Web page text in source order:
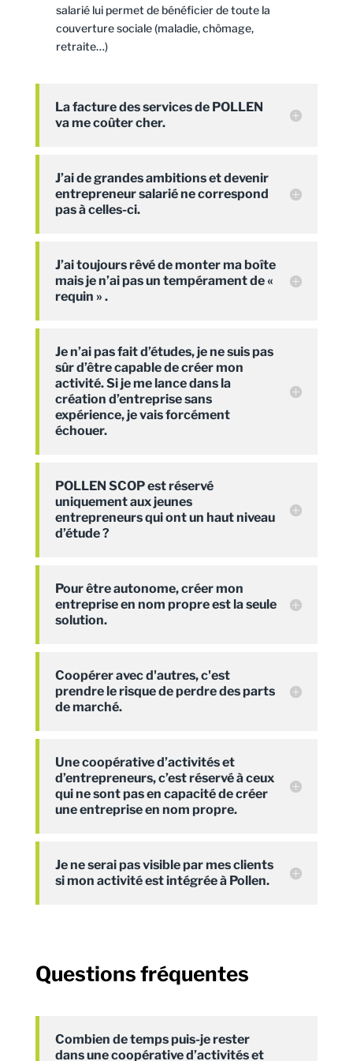
salarié lui permet de bénéficier de toute la
couverture sociale (maladie, chômage,
retraite…)
La facture des services de POLLEN
va me coûter cher.
J’ai de grandes ambitions et devenir
entrepreneur salarié ne correspond
pas à celles-ci.
J’ai toujours rêvé de monter ma boîte
mais je n’ai pas un tempérament de «
requin » .
Je n’ai pas fait d’études, je ne suis pas
sûr d’être capable de créer mon
activité. Si je me lance dans la
création d’entreprise sans
expérience, je vais forcément
échouer.
POLLEN SCOP est réservé
uniquement aux jeunes
entrepreneurs qui ont un haut niveau
d’étude ?
Pour être autonome, créer mon
entreprise en nom propre est la seule
solution.
Coopérer avec d'autres, c'est
prendre le risque de perdre des parts
de marché.
Une coopérative d’activités et
d’entrepreneurs, c’est réservé à ceux
qui ne sont pas en capacité de créer
une entreprise en nom propre.
Je ne serai pas visible par mes clients
si mon activité est intégrée à Pollen.
Questions fréquentes
Combien de temps puis-je rester
dans une coopérative d’activités et